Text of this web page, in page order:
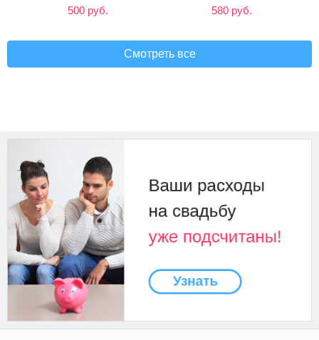
500 руб. 580 руб.
Смотреть все